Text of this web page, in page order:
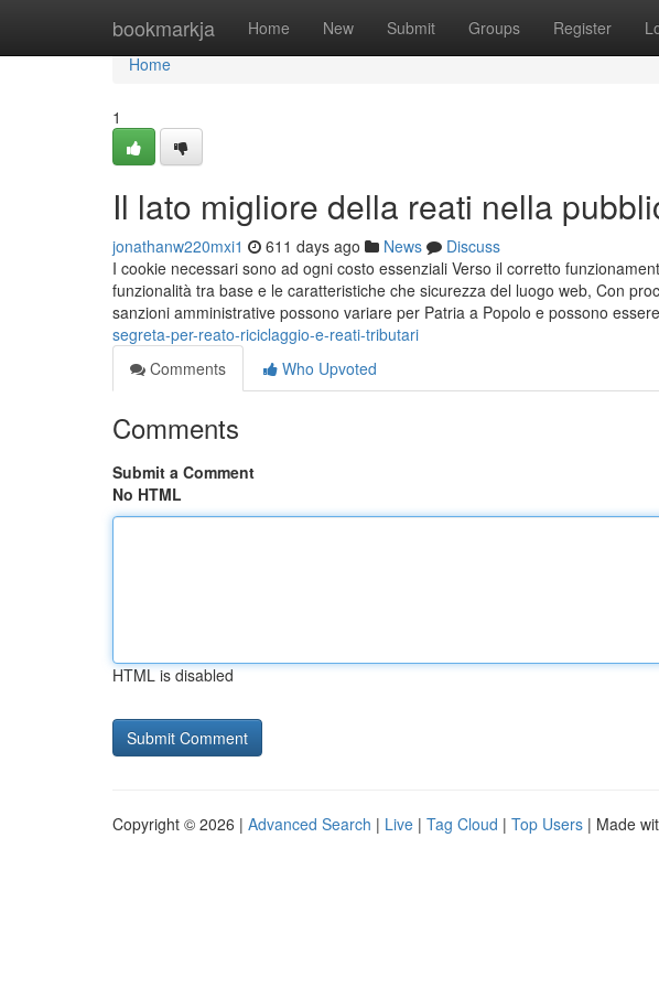
bookmarkja Home New Submit Groups Register
Home
Home
1
Il lato migliore della reati nella
jonathanw220mxi1 611 days ago News
Discuss
I cookie necessari sono ad ogni costo essenziali Verso il corretto
funzionalità tra base e le caratteristiche che sicurezza del luogo web, Con
sanzioni amministrative possono variare per Patria a Popolo e possono essere
segreta-per-reato-riciclaggio-e-reati-tributari
Comments
Who Upvoted
Comments
Submit a Comment
No HTML
HTML is disabled
Copyright © 2026 | Advanced Search | Live | Tag Cloud | Top Users | Made